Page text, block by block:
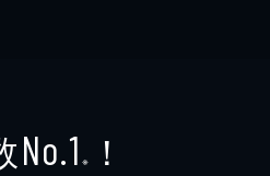
No.1 ※ ！